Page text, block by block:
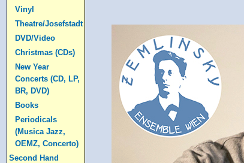
Vinyl
Theatre/Josefstadt
DVD/Video
Christmas (CDs)
New Year
Concerts (CD, LP,
BR, DVD)
Books
Periodicals
(Musica Jazz,
OEMZ, Concerto)
Second Hand